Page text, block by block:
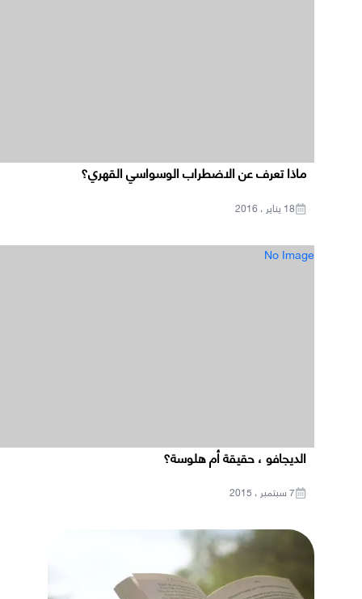
ماذا تعرف عن الاضطراب الوسواسي القهري؟
18 يناير ، 2016
No Image
الديجافو ، حقيقة أم هلوسة؟
7 سبتمبر ، 2015